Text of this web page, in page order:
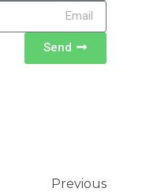
Send
Previous